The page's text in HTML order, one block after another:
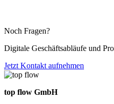
Noch Fragen?
Digitale Geschäftsabläufe und
Jetzt Kontakt aufnehmen
top flow GmbH